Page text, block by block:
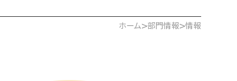
ホーム>部門情報>情報